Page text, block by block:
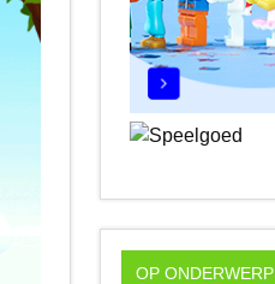
OP ONDERWERP